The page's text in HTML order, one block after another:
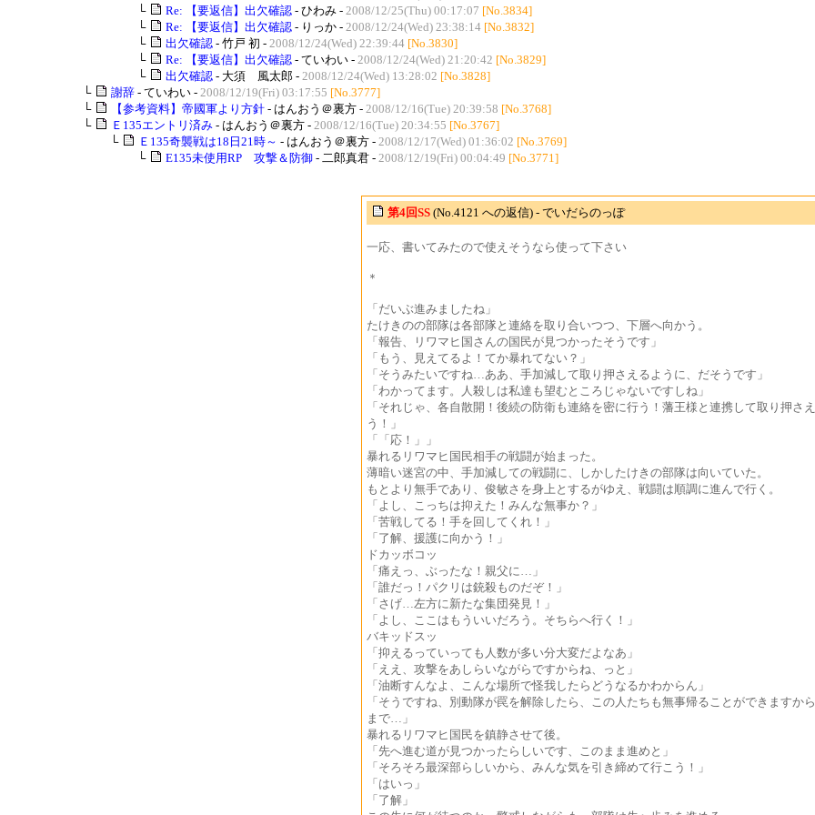
└
Re: 【要返信】出欠確認 - ひわみ - 2008/12/25(Thu) 00:17:07 [No.3834]
└
Re: 【要返信】出欠確認 - りっか - 2008/12/24(Wed) 23:38:14 [No.3832]
└
出欠確認 - 竹戸 初 - 2008/12/24(Wed) 22:39:44 [No.3830]
└
Re: 【要返信】出欠確認 - ていわい - 2008/12/24(Wed) 21:20:42 [No.3829]
└
出欠確認 - 大須 風太郎 - 2008/12/24(Wed) 13:28:02 [No.3828]
└
謝辞 - ていわい - 2008/12/19(Fri) 03:17:55 [No.3777]
└
【参考資料】帝國軍より方針 - はんおう＠裏方 - 2008/12/16(Tue) 20:39:58 [No.3768]
└
Ｅ135エントリ済み - はんおう＠裏方 - 2008/12/16(Tue) 20:34:55 [No.3767]
└
Ｅ135奇襲戦は18日21時～ - はんおう＠裏方 - 2008/12/17(Wed) 01:36:02 [No.3769]
└
E135未使用RP 攻撃＆防御 - 二郎真君 - 2008/12/19(Fri) 00:04:49 [No.3771]
第4回SS (No.4121 への返信) - でいだらのっぽ
一応、書いてみたので使えそうなら使って下さい
＊
「だいぶ進みましたね」
たけきのの部隊は各部隊と連絡を取り合いつつ、下層へ向かう。
「報告、リワマヒ国さんの国民が見つかったそうです」
「もう、見えてるよ！てか暴れてない？」
「そうみたいですね…ああ、手加減して取り押さえるように、だそうです」
「わかってます。人殺しは私達も望むところじゃないですしね」
「それじゃ、各自散開！後続の防衛も連絡を密に行う！藩王様と連携して取り押さ
う！」
「「応！」」
暴れるリワマヒ国民相手の戦闘が始まった。
薄暗い迷宮の中、手加減しての戦闘に、しかしたけきの部隊は向いていた。
もとより無手であり、俊敏さを身上とするがゆえ、戦闘は順調に進んで行く。
「よし、こっちは抑えた！みんな無事か？」
「苦戦してる！手を回してくれ！」
「了解、援護に向かう！」
ドカッボコッ
「痛えっ、ぶったな！親父に…」
「誰だっ！パクリは銃殺ものだぞ！」
「さげ…左方に新たな集団発見！」
「よし、ここはもういいだろう。そちらへ行く！」
バキッドスッ
「抑えるっていっても人数が多い分大変だよなあ」
「ええ、攻撃をあしらいながらですからね、っと」
「油断すんなよ、こんな場所で怪我したらどうなるかわからん」
「そうですね、別動隊が罠を解除したら、この人たちも無事帰ることができますか
まで…」
暴れるリワマヒ国民を鎮静させて後。
「先へ進む道が見つかったらしいです、このまま進めと」
「そろそろ最深部らしいから、みんな気を引き締めて行こう！」
「はいっ」
「了解」